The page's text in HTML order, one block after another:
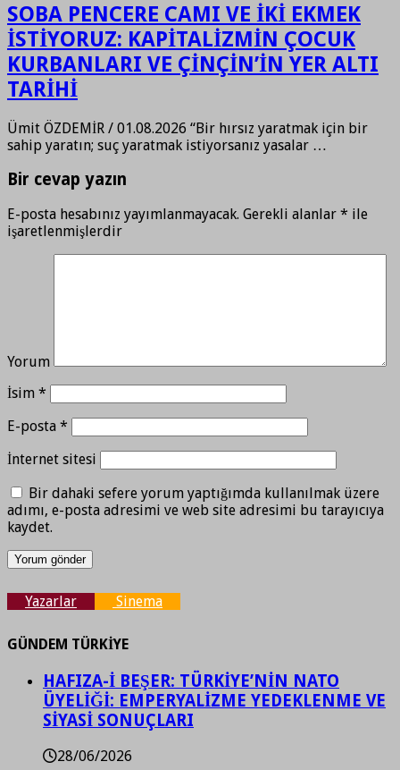
SOBA PENCERE CAMI VE İKİ EKMEK
İSTİYORUZ: KAPİTALİZMİN ÇOCUK
KURBANLARI VE ÇİNÇİN’İN YER ALTI
TARİHİ
Ümit ÖZDEMİR / 01.08.2026 “Bir hırsız yaratmak için bir
sahip yaratın; suç yaratmak istiyorsanız yasalar …
Bir cevap yazın
E-posta hesabınız yayımlanmayacak. Gerekli alanlar * ile
işaretlenmişlerdir
Yorum
İsim *
E-posta *
İnternet sitesi
Bir dahaki sefere yorum yaptığımda kullanılmak üzere
adımı, e-posta adresimi ve web site adresimi bu tarayıcıya
kaydet.
Yazarlar Sinema
GÜNDEM TÜRKİYE
HAFIZA-İ BEŞER: TÜRKİYE’NİN NATO
ÜYELİĞİ: EMPERYALİZME YEDEKLENME VE
SİYASİ SONUÇLARI
28/06/2026